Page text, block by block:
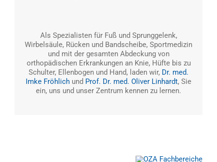
Als Spezialisten für Fuß und Sprunggelenk,
Wirbelsäule, Rücken und Bandscheibe, Sportmedizin
und mit der gesamten Abdeckung von
orthopädischen Erkrankungen an Knie, Hüfte bis zu
Schulter, Ellenbogen und Hand, laden wir, Dr. med.
Imke Fröhlich und Prof. Dr. med. Oliver Linhardt, Sie
ein, uns und unser Zentrum kennen zu lernen.